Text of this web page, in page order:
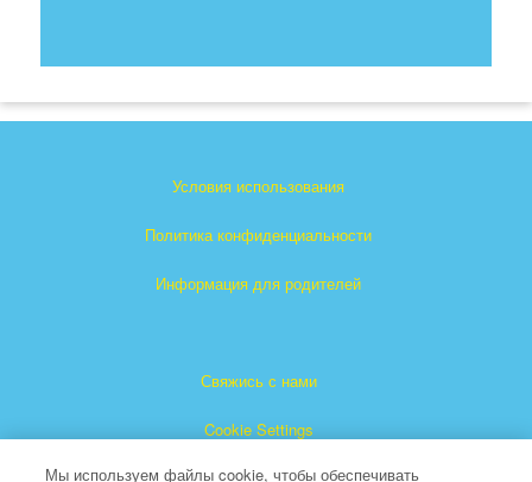
Условия использования
Политика конфиденциальности
Информация для родителей
Свяжись с нами
Cookie Settings
Мы используем файлы cookie, чтобы обеспечивать